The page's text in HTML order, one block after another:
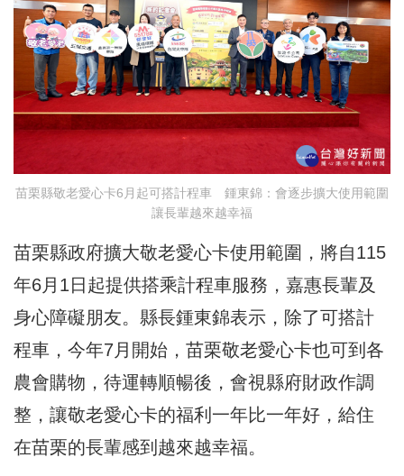
苗栗縣敬老愛心卡6月起可搭計程車 鍾東錦：會逐步擴大使用範圍
讓長輩越來越幸福
苗栗縣政府擴大敬老愛心卡使用範圍，將自115
年6月1日起提供搭乘計程車服務，嘉惠長輩及
身心障礙朋友。縣長鍾東錦表示， 除了可搭計
程車， 今年7月開始，苗栗敬老愛心卡也可到各
農會購物，待運轉順暢後，會視縣府財政作調
整，讓敬老愛心卡的福利一年比一年好，給住
在苗栗的長輩感到越來越幸福。